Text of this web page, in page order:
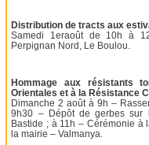
Distribution de tracts aux
Samedi 1eraoût de 10h à
Perpignan Nord, Le Boulou.
Hommage aux résistants
Orientales et à la Résistance
Dimanche 2 août à 9h –
9h30 – Dépôt de gerbes sur
Bastide ; à 11h – Cérémonie à
la mairie – Valmanya.